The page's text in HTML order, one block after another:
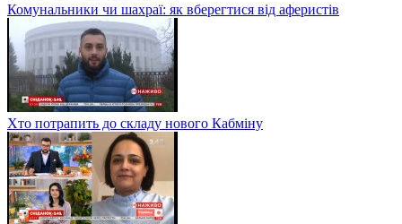
Комунальники чи шахраї: як вберегтися від аферистів
Хто потрапить до складу нового Кабміну